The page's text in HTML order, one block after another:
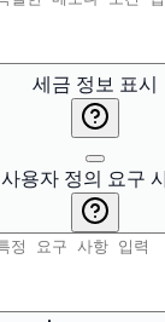
세금 정보 표시
사용자 정의 요구